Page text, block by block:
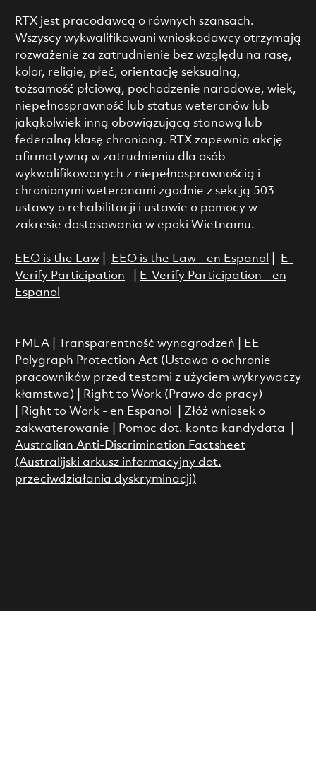
RTX jest pracodawcą o równych szansach.
Wszyscy wykwalifikowani wnioskodawcy otrzymają
rozważenie za zatrudnienie bez względu na rasę,
kolor, religię, płeć, orientację seksualną,
tożsamość płciową, pochodzenie narodowe, wiek,
niepełnosprawność lub status weteranów lub
jakąkolwiek inną obowiązującą stanową lub
federalną klasę chronioną. RTX zapewnia akcję
afirmatywną w zatrudnieniu dla osób
wykwalifikowanych z niepełnosprawnością i
chronionymi weteranami zgodnie z sekcją 503
ustawy o rehabilitacji i ustawie o pomocy w
zakresie dostosowania w epoki Wietnamu.
EEO is the Law| EEO is the Law - en Espanol
E-
Verify Participation
E-Verify Participation - en
Espanol
FMLA| Transparentność wynagrodzeń
EE
Polygraph Protection Act (Ustawa o ochronie
pracowników przed testami z użyciem wykrywaczy
kłamstwa)
Right to Work (Prawo do pracy)
Right to Work - en Espanol
Złóż wniosek o
zakwaterowanie
Pomoc dot. konta kandydata
Australian Anti-Discrimination Factsheet
(Australijski arkusz informacyjny dot.
przeciwdziałania dyskryminacji)